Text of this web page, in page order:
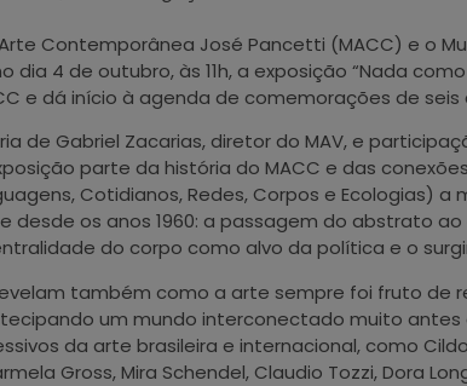
Contemporânea José Pancetti (MACC) e o
dia 4 de outubro, às 11h, a exposição “Nada
e dá início à agenda de comemorações de
de Gabriel Zacarias, diretor do MAV, e
parte da história do MACC e das
Cotidianos, Redes, Corpos e Ecologias)
desde os anos 1960: a passagem do abstrato
do corpo como alvo da política e o
também como a arte sempre foi fruto de
um mundo interconectado muito antes
da arte brasileira e internacional, como
Gross, Mira Schendel, Claudio Tozzi, Dora